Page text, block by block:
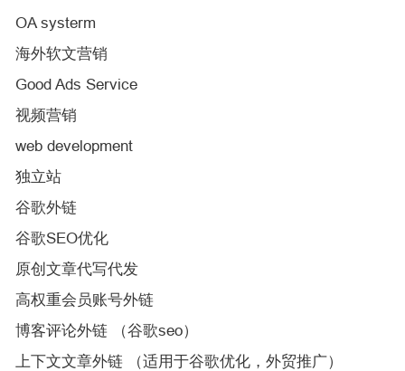
OA systerm
海外软文营销
Good Ads Service
视频营销
web development
独立站
谷歌外链
谷歌SEO优化
原创文章代写代发
高权重会员账号外链
博客评论外链 （谷歌seo）
上下文文章外链 （适用于谷歌优化，外贸推广）